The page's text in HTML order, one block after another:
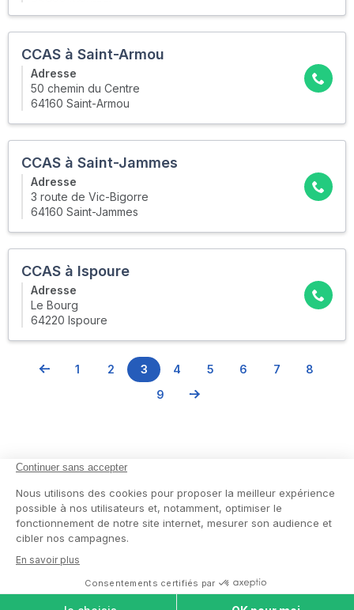
CCAS à Saint-Armou
Adresse
50 chemin du Centre
64160 Saint-Armou
CCAS à Saint-Jammes
Adresse
3 route de Vic-Bigorre
64160 Saint-Jammes
CCAS à Ispoure
Adresse
Le Bourg
64220 Ispoure
1 2 3 4 5 6 7
8
9
En savoir plus
Comment ça marche ?
Un service de confiance
Contact
Nous suivre
Facebook